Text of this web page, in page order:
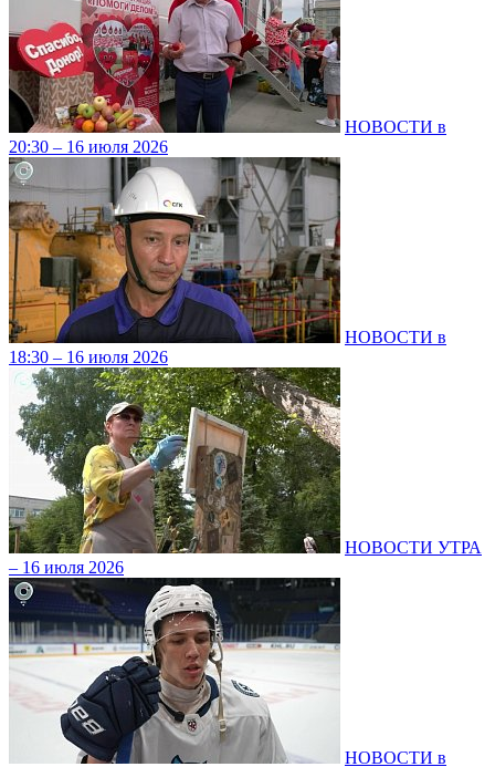
НОВОСТИ в
20:30 – 16 июля 2026
НОВОСТИ в
18:30 – 16 июля 2026
НОВОСТИ УТРА
– 16 июля 2026
НОВОСТИ в